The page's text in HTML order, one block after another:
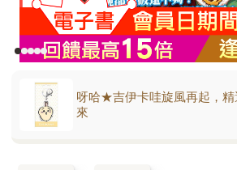
呀哈★吉伊卡哇旋風再起，精
來